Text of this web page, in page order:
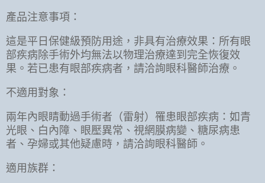
產品注意事項：
這是平日保健級預防用途，非具有治療效果：所有眼
部疾病除手術外均無法以物理治療達到完全恢復效
果。若已患有眼部疾病者，請洽詢眼科醫師治療。
不適用對象：
兩年內眼睛動過手術者（雷射）罹患眼部疾病：如青
光眼、白內障、眼壓異常、視網膜病變、糖尿病患
者、孕婦或其他疑慮時，請洽詢眼科醫師。
適用族群：